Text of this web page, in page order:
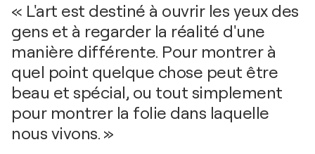
« L'art est destiné à ouvrir les yeux des
gens et à regarder la réalité d'une
manière différente. Pour montrer à
quel point quelque chose peut être
beau et spécial, ou tout simplement
pour montrer la folie dans laquelle
nous vivons. »